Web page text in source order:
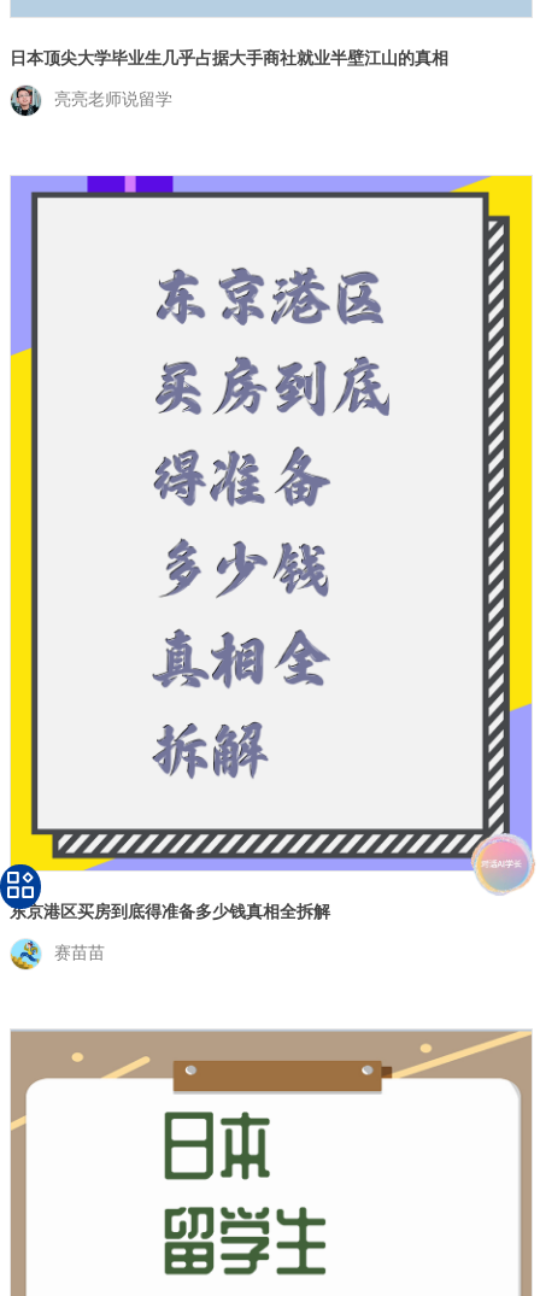
日本顶尖大学毕业生几乎占据大手商社就业半壁江山的真相
亮亮老师说留学
东京港区买房到底得准备多少钱真相全拆解
赛苗苗